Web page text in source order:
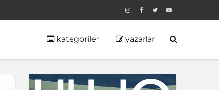
kategoriler yazarlar